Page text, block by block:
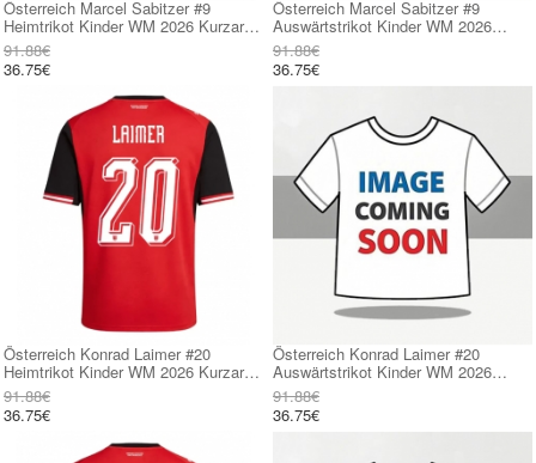
Österreich Marcel Sabitzer #9
Heimtrikot Kinder WM 2026 Kurzarm
(+ kurze hosen)
91.88€
36.75€
Österreich Marcel Sabitzer #9
Auswärtstrikot Kinder WM 2026
Kurzarm (+ kurze hosen)
91.88€
36.75€
Österreich Konrad Laimer #20
Heimtrikot Kinder WM 2026 Kurzarm
(+ kurze hosen)
91.88€
36.75€
Österreich Konrad Laimer #20
Auswärtstrikot Kinder WM 2026
Kurzarm (+ kurze hosen)
91.88€
36.75€